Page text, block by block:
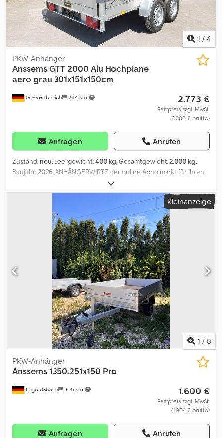
1 / 4
Grevenbroich 264 km
PKW-Anhänger
AnssemsGTT 2000 Alu Hochplane
aero grau 301x151x150cm
2.773 €
Festpreis zzgl. MwSt.
(3.300 € brutto)
Anfragen Anrufen
Zustand: neu, Leergewicht:400 kg, Gesamtgewicht:2.000 kg,
Baujahr:2026, ANHÄNGERWIRTZ der online Abholmarkt für Ihren
neuen Anhänger bietet starke Markenfabrikate! über 850
Neuanhänger auf Lager über 130 gebrauchte Anhänger ständig
im Angebot Verkauf rund um die Uhr über unseren Onlineshop
auf trailershop de unverbindliches Beispiel: Aktion ALULINER
PLANEN ANHÄNGER GTT 2000 301X151X150CM PLANE GRAU
SCHRÄG (M) 2000KG AKTION Tieflader offener Kasten GTT 2000
301x151x30cm Tandem Tieflader Fahrgestell gebremst mit V
Deichsel durchgehend, Alubordwände eloxiert, Spriegel Stahl mit
Plane ( aero) für Innenhöhe 150cm lose zur Selbstmontage, Sieke
für Zurrösen innen und aussen, Zurrösen aussen feststehend,
moderne 12V Beleuchtung Stecker 13 Pol., Stützrad..... viele
Varianten sofort verfügbar Verkauf telefonisch oder mit Termin
vor Ort zu unseren Öffnungszeiten Öffnungszeiten Verkauf : MO.
- FR. 08. 00 - 12. 30 UHR & 14. 00 - 18. 00 UHR oder rund um die Uhr
über unseren Onlineshop auf trailershop de Csdpfx Abszpwp So
Horf Inhalt und Bilder unterliegen dem Urheberrecht - Logos
Markenschutz 07/26
Kleinanzeige
1 / 8
Ergoldsbach 305 km
PKW-Anhänger
Anssems1350.251x150 Pro
1.600 €
Festpreis zzgl. MwSt.
(1.904 € brutto)
Anfragen Anrufen